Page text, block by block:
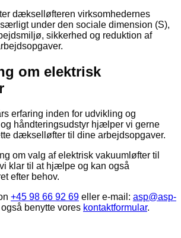
dækselløfteren virksomhedernes
under den sociale dimension (S),
sikkerhed og reduktion af
om elektrisk
erfaring inden for udvikling og
håndteringsudstyr hjælper vi gerne
dækselløfter til dine arbejdsopgaver.
om valg af elektrisk vakuumløfter til
klar til at hjælpe og kan også
efter behov.
+45 98 66 92 69 eller e-mail: asp@asp-
benytte vores kontaktformular.